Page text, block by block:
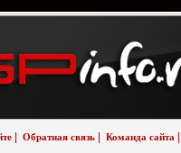
Обратная связь Команда сайта